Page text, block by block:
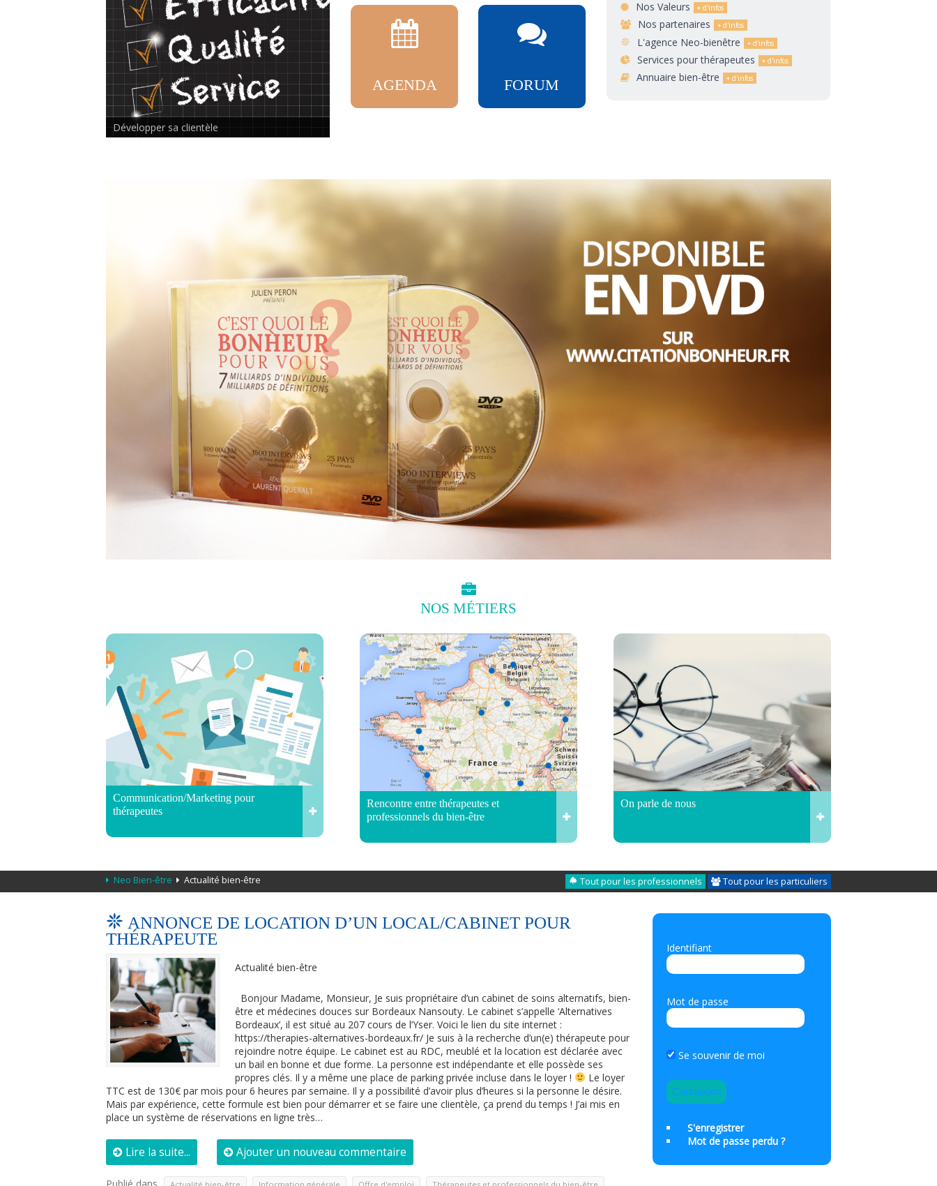
Rencontre inter-thérapeutes
AGENDA FORUM
Nos Valeurs
Nos partenaires
L'agence Neo-bienêtre
Services pour thérapeutes
Annuaire bien-être
NOS MÉTIERS
Communication/Marketing pour
thérapeutes
Rencontre entre thérapeutes et
professionnels du bien-être
On parle de nous
Neo Bien-être Actualité bien-être Tout pour les professionnels Tout pour les particuliers
ANNONCE DE LOCATION D’UN LOCAL/CABINET POUR
THÉRAPEUTE
Actualité bien-être
Bonjour Madame, Monsieur, Je suis propriétaire d’un cabinet de soins alternatifs, bien-
être et médecines douces sur Bordeaux Nansouty. Le cabinet s’appelle ‘Alternatives
Bordeaux’, il est situé au 207 cours de l’Yser. Voici le lien du site internet :
https://therapies-alternatives-bordeaux.fr/ Je suis à la recherche d’un(e) thérapeute pour
rejoindre notre équipe. Le cabinet est au RDC, meublé et la location est déclarée avec
un bail en bonne et due forme. La personne est indépendante et elle possède ses
propres clés. Il y a même une place de parking privée incluse dans le loyer !
Le loyer
TTC est de 130€ par mois pour 6 heures par semaine. Il y a possibilité d’avoir plus d’heures si la personne le désire.
Mais par expérience, cette formule est bien pour démarrer et se faire une clientèle, ça prend du temps ! J’ai mis en
place un système de réservations en ligne très…
Lire la suite... Ajouter un nouveau commentaire
Publié dans
Identifiant
Mot de passe
Se souvenir de moi
S'enregistrer
Mot de passe perdu ?